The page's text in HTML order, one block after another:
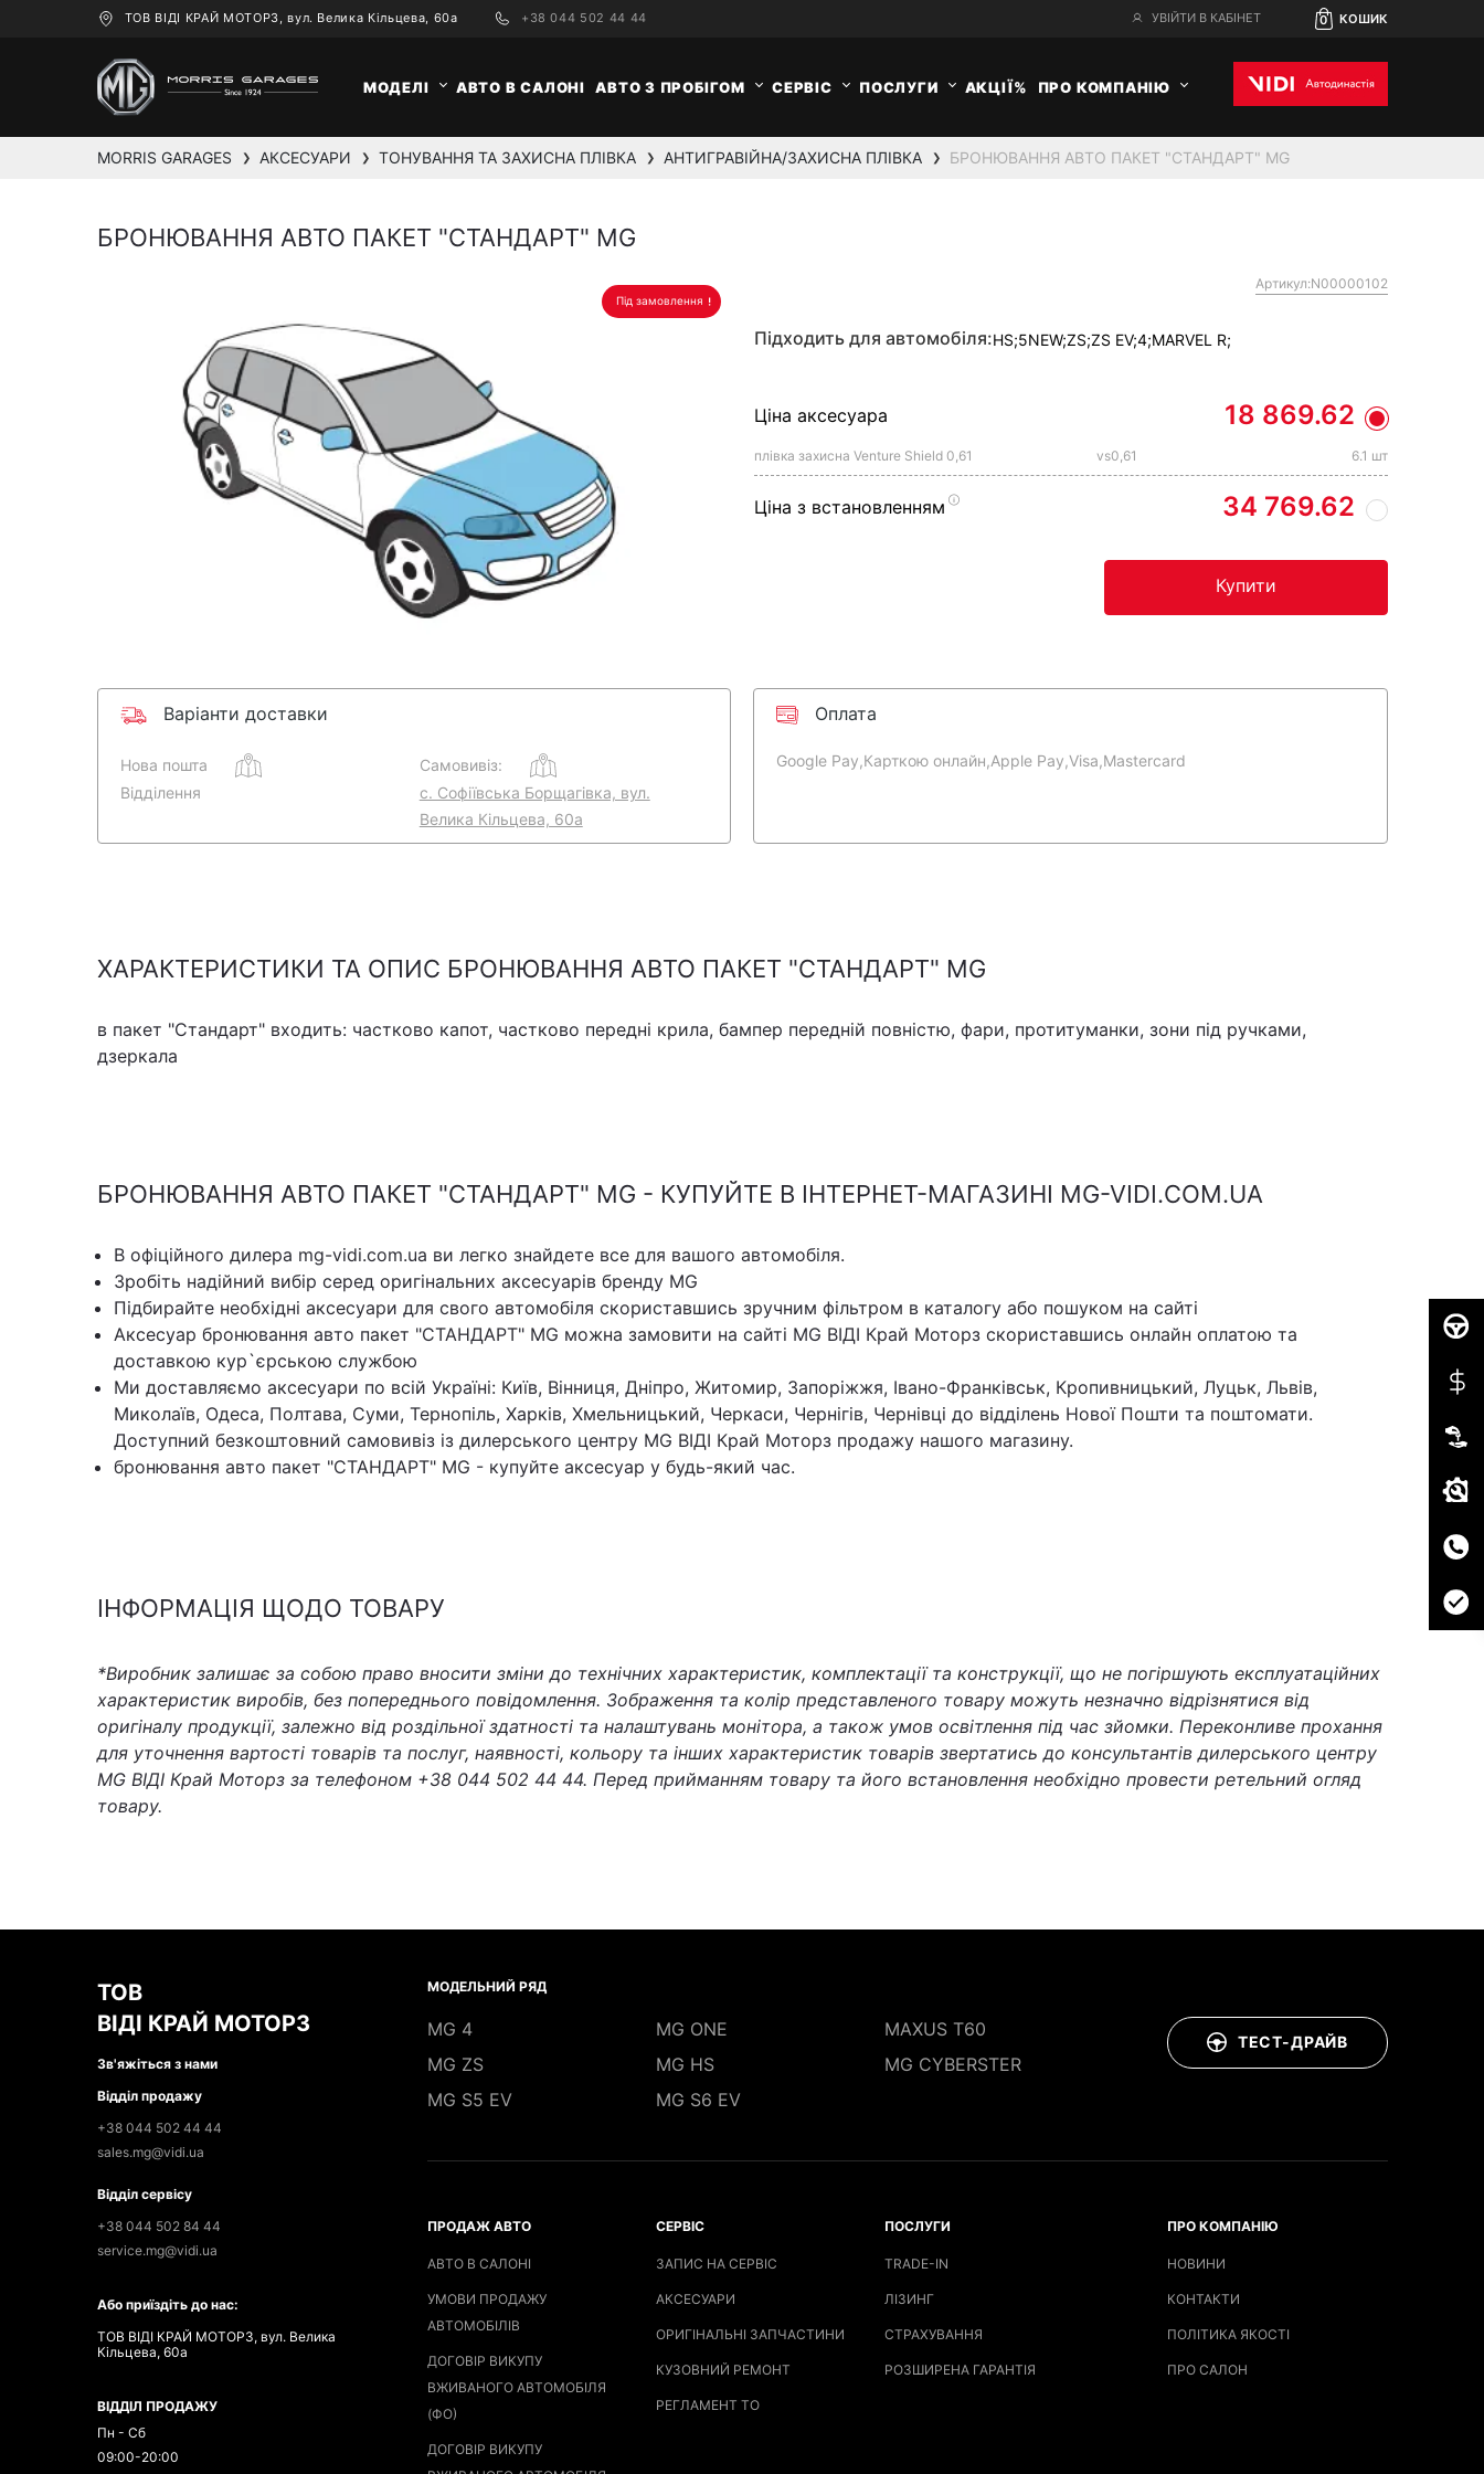
ТОВ ВІДІ КРАЙ МОТОРЗ, вул. Велика Кільцева, 60а +38 044 502 44 44 УВІЙТИ В КАБІНЕТ 0 КОШИК
МОДЕЛІ АВТО В САЛОНІ АВТО З ПРОБІГОМ СЕРВІС ПОСЛУГИ АКЦІЇ% ПРО КОМПАНІЮ
MORRIS GARAGES ❯ АКСЕСУАРИ ❯ ТОНУВАННЯ ТА ЗАХИСНА ПЛІВКА ❯ АНТИГРАВІЙНА/ЗАХИСНА ПЛІВКА ❯ БРОНЮВАННЯ АВТО ПАКЕТ "СТАНДАРТ" MG
БРОНЮВАННЯ АВТО ПАКЕТ "СТАНДАРТ" MG
Під замовлення
Артикул:N00000102
Підходить для автомобіля:HS;5NEW;ZS;ZS EV;4;MARVEL R;
Ціна аксесуара 18 869.62
плівка захисна Venture Shield 0,61 vs0,61 6.1 шт
Ціна з встановленням 34 769.62
Купити
Варіанти доставки
Нова пошта
Самовивіз:
Відділення
с. Софіївська Борщагівка, вул.
Велика Кільцева, 60а
Оплата
Google Pay,Карткою онлайн,Apple Pay,Visa,Mastercard
ХАРАКТЕРИСТИКИ ТА ОПИС БРОНЮВАННЯ АВТО ПАКЕТ "СТАНДАРТ" MG
в пакет "Стандарт" входить: частково капот, частково передні крила, бампер передній повністю, фари, протитуманки, зони під ручками,
дзеркала
БРОНЮВАННЯ АВТО ПАКЕТ "СТАНДАРТ" MG - КУПУЙТЕ В ІНТЕРНЕТ-МАГАЗИНІ MG-VIDI.COM.UA
В офіційного дилера mg-vidi.com.ua ви легко знайдете все для вашого автомобіля.
Зробіть надійний вибір серед оригінальних аксесуарів бренду MG
Підбирайте необхідні аксесуари для свого автомобіля скориставшись зручним фільтром в каталогу або пошуком на сайті
Аксесуар бронювання авто пакет "СТАНДАРТ" MG можна замовити на сайті MG ВІДІ Край Моторз скориставшись онлайн оплатою та
доставкою кур`єрською службою
Ми доставляємо аксесуари по всій Україні: Київ, Вінниця, Дніпро, Житомир, Запоріжжя, Івано-Франківськ, Кропивницький, Луцьк, Львів,
Миколаїв, Одеса, Полтава, Суми, Тернопіль, Харків, Хмельницький, Черкаси, Чернігів, Чернівці до відділень Нової Пошти та поштомати.
Доступний безкоштовний самовивіз із дилерського центру MG ВІДІ Край Моторз продажу нашого магазину.
бронювання авто пакет "СТАНДАРТ" MG - купуйте аксесуар у будь-який час.
ІНФОРМАЦІЯ ЩОДО ТОВАРУ
*Виробник залишає за собою право вносити зміни до технічних характеристик, комплектації та конструкції, що не погіршують експлуатаційних
характеристик виробів, без попереднього повідомлення. Зображення та колір представленого товару можуть незначно відрізнятися від
оригіналу продукції, залежно від роздільної здатності та налаштувань монітора, а також умов освітлення під час зйомки. Переконливе прохання
для уточнення вартості товарів та послуг, наявності, кольору та інших характеристик товарів звертатись до консультантів дилерського центру
MG ВІДІ Край Моторз за телефоном +38 044 502 44 44. Перед прийманням товару та його встановлення необхідно провести ретельний огляд
товару.
ТОВ
ВІДІ КРАЙ МОТОРЗ
Зв'яжіться з нами
Відділ продажу
+38 044 502 44 44
sales.mg@vidi.ua
Відділ сервісу
+38 044 502 84 44
service.mg@vidi.ua
Або приїздіть до нас:
ТОВ ВІДІ КРАЙ МОТОРЗ, вул. Велика
Кільцева, 60а
ВІДДІЛ ПРОДАЖУ
Пн - Сб
09:00-20:00
МОДЕЛЬНИЙ РЯД
MG 4 MG ONE
MAXUS T60
MG ZS
MG HS
MG CYBERSTER
MG S5 EV
MG S6 EV
ТЕСТ-ДРАЙВ
ПРОДАЖ АВТО
АВТО В САЛОНІ
УМОВИ ПРОДАЖУ
АВТОМОБІЛІВ
ДОГОВІР ВИКУПУ
ВЖИВАНОГО АВТОМОБІЛЯ
(ФО)
ДОГОВІР ВИКУПУ
СЕРВІС
ЗАПИС НА СЕРВІС
АКСЕСУАРИ
ОРИГІНАЛЬНІ ЗАПЧАСТИНИ
КУЗОВНИЙ РЕМОНТ
РЕГЛАМЕНТ ТО
ПОСЛУГИ
TRADE-IN
ЛІЗИНГ
СТРАХУВАННЯ
РОЗШИРЕНА ГАРАНТІЯ
ПРО КОМПАНІЮ
НОВИНИ
КОНТАКТИ
ПОЛІТИКА ЯКОСТІ
ПРО САЛОН